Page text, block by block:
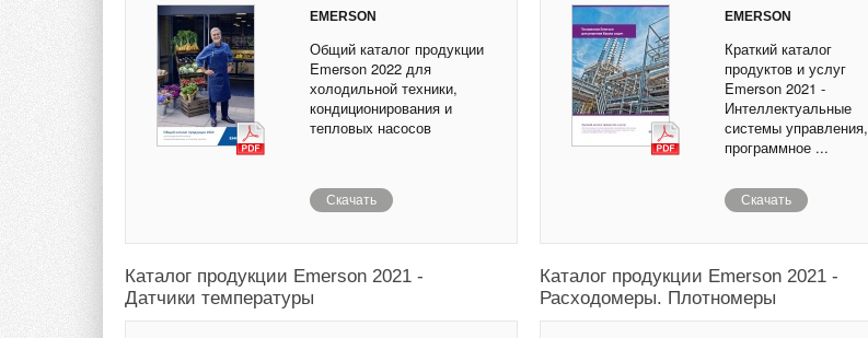
EMERSON
Общий каталог продукции
Emerson 2022 для
холодильной техники,
кондиционирования и
тепловых насосов
Скачать
EMERSON
Краткий каталог
продуктов и услуг
Emerson 2021 -
Интеллектуальные
системы управления,
программное ...
Скачать
Каталог продукции Emerson 2021 -
Датчики температуры
Каталог продукции Emerson 2021 -
Расходомеры. Плотномеры